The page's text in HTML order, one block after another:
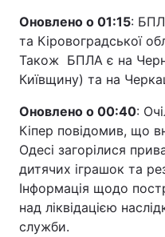
Оновлено о 01:15:
та Кіровоградської
Також БПЛА є на
Київщину) та на
Оновлено о 00:40:
Кіпер повідомив, що
Одесі загорілися
дитячих іграшок та
Інформація щодо
над ліквідацією
служби.